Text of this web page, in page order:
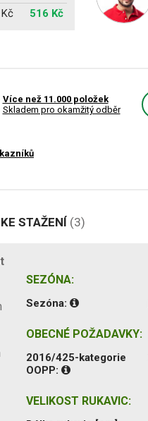
516 Kč
Více než 11.000 položek
Skladem pro okamžitý odběr
STAŽENÍ (3)
SEZÓNA:
Sezóna:
OBECNÉ POŽADAVKY:
2016/425-kategorie
OOPP:
VELIKOST RUKAVIC: